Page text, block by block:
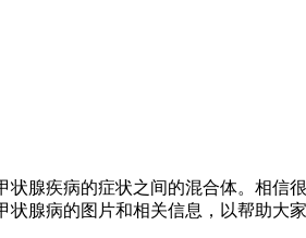
腺疾病的症状之间的混合体。相信
腺病的图片和相关信息，以帮助大